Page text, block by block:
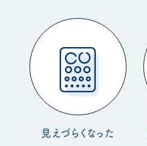
見えづらくなった